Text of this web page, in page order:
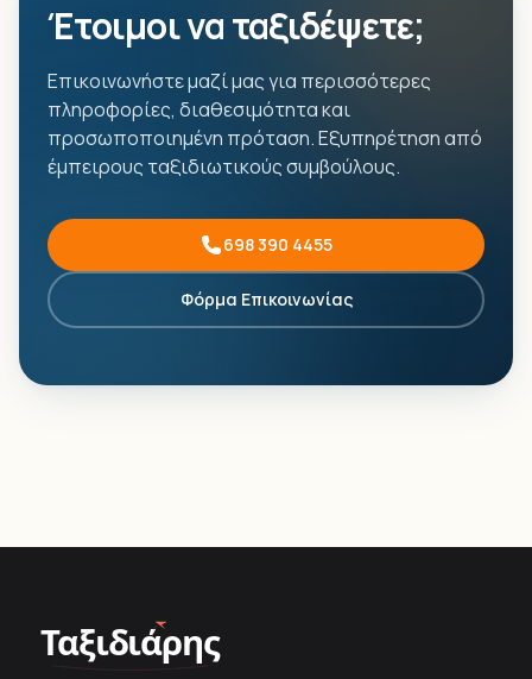
Έτοιμοι να ταξιδέψετε;
Επικοινωνήστε μαζί μας για περισσότερες
πληροφορίες, διαθεσιμότητα και
προσωποποιημένη πρόταση. Εξυπηρέτηση από
έμπειρους ταξιδιωτικούς συμβούλους.
698 390 4455
Φόρμα Επικοινωνίας
Ταξιδιάρης